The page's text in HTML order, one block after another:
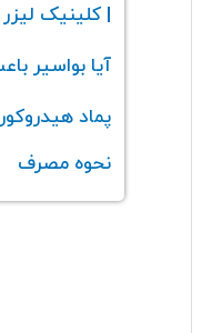
| کلینیک
آیا بواسیر
پماد
نحوه مصرف